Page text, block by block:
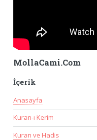
MollaCami.Com
İçerik
Anasayfa
Kuran-ı Kerim
Kuran ve Hadis